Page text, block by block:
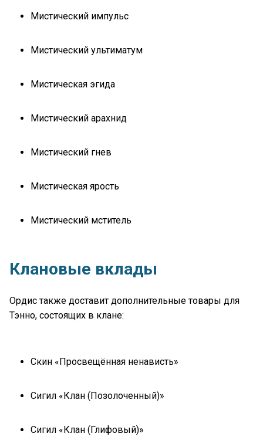
Мистический импульс
Мистический ультиматум
Мистическая эгида
Мистический арахнид
Мистический гнев
Мистическая ярость
Мистический мститель
Клановые вклады
Ордис также доставит дополнительные товары для
Тэнно, состоящих в клане:
Скин «Просвещённая ненависть»
Сигил «Клан (Позолоченный)»
Сигил «Клан (Глифовый)»